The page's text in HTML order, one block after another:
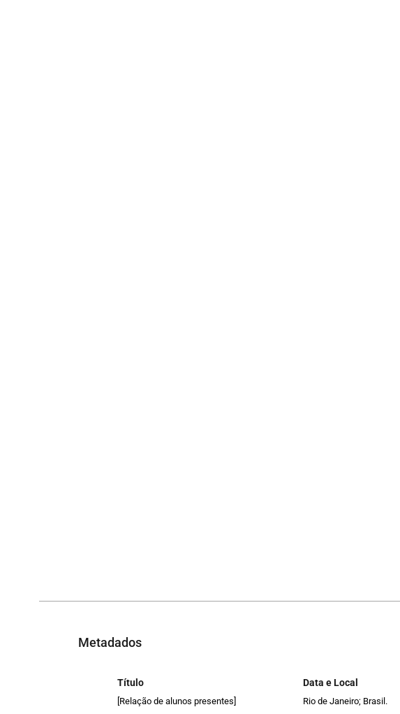
Metadados
Título
[Relação de alunos presentes]
Data e Local
Rio de Janeiro; Brasil.